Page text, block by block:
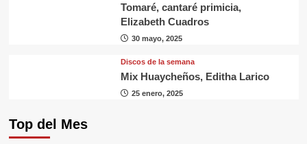
Tomaré, cantaré primicia,
Elizabeth Cuadros
30 mayo, 2025
Discos de la semana
Mix Huaycheños, Editha Larico
25 enero, 2025
Top del Mes